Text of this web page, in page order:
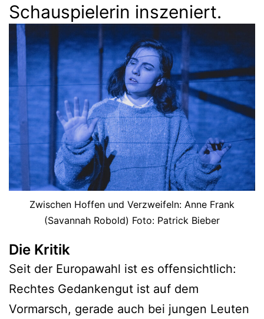
Schauspielerin inszeniert.
Zwischen Hoffen und Verzweifeln: Anne Frank
(Savannah Robold) Foto: Patrick Bieber
Die Kritik
Seit der Europawahl ist es offensichtlich:
Rechtes Gedankengut ist auf dem
Vormarsch, gerade auch bei jungen Leuten